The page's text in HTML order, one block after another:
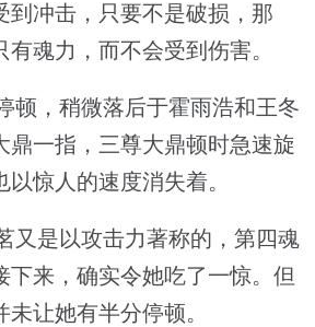
到冲击，只要不是破损，那
魂力，而不会受到伤害。
，稍微落后于霍雨浩和王冬
鼎一指，三尊大鼎顿时急速旋
惊人的速度消失着。
是以攻击力著称的，第四魂
下来，确实令她吃了一惊。但
让她有半分停顿。